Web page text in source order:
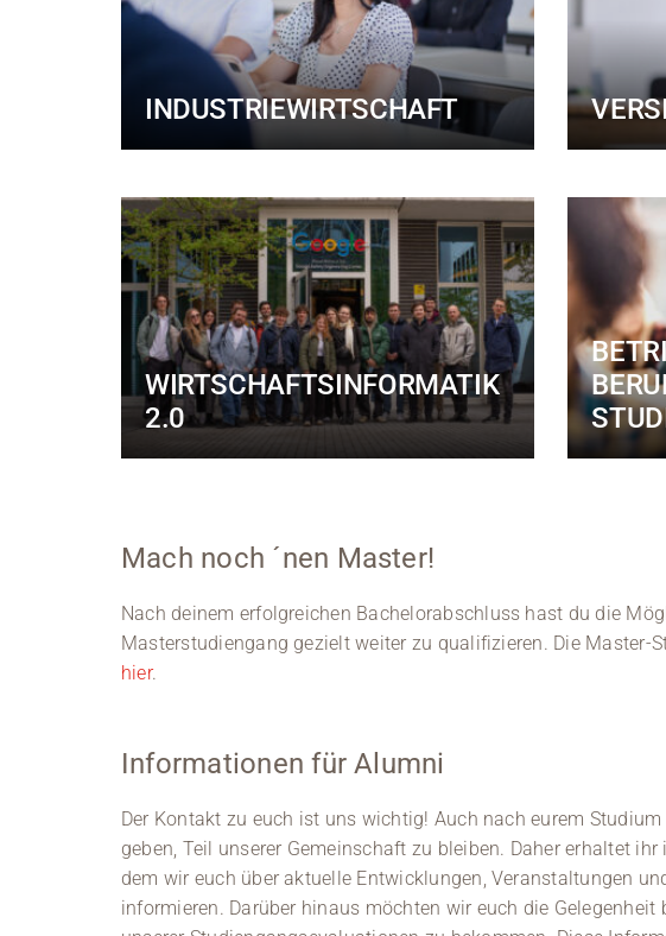
INDUSTRIEWIRTSCHAFT
WIRTSCHAFTSINFORMATIK
2.0
Mach noch ´nen Master!
Nach deinem erfolgreichen Bachelorabschluss hast du die
Masterstudiengang gezielt weiter zu qualifizieren. Die Master-
hier.
Informationen für Alumni
Der Kontakt zu euch ist uns wichtig! Auch nach eurem
geben, Teil unserer Gemeinschaft zu bleiben. Daher erhaltet
dem wir euch über aktuelle Entwicklungen, Veranstaltungen
informieren. Darüber hinaus möchten wir euch die Gelegenheit